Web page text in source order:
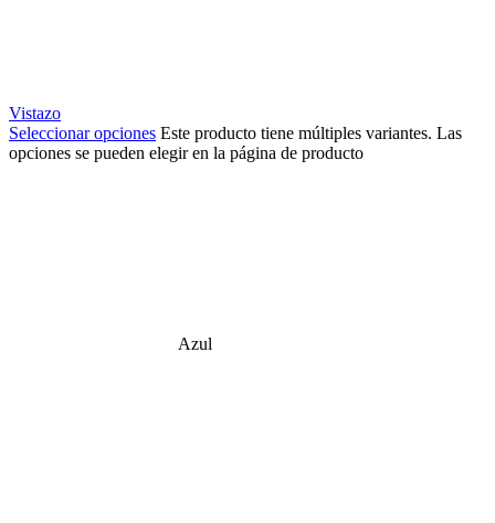
Vistazo
Seleccionar opciones Este producto tiene múltiples variantes. Las
opciones se pueden elegir en la página de producto
Azul